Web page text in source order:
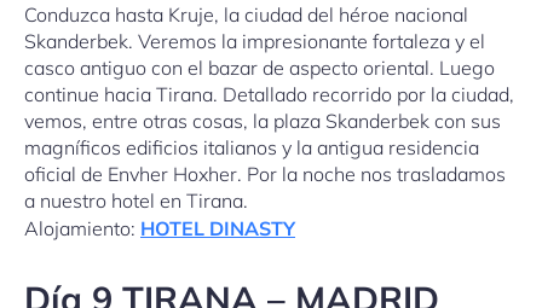
Conduzca hasta Kruje, la ciudad del héroe nacional
Skanderbek. Veremos la impresionante fortaleza y el
casco antiguo con el bazar de aspecto oriental. Luego
continue hacia Tirana. Detallado recorrido por la ciudad,
vemos, entre otras cosas, la plaza Skanderbek con sus
magníficos edificios italianos y la antigua residencia
oficial de Envher Hoxher. Por la noche nos trasladamos
a nuestro hotel en Tirana.
Alojamiento: HOTEL DINASTY
Día 9 TIRANA – MADRID